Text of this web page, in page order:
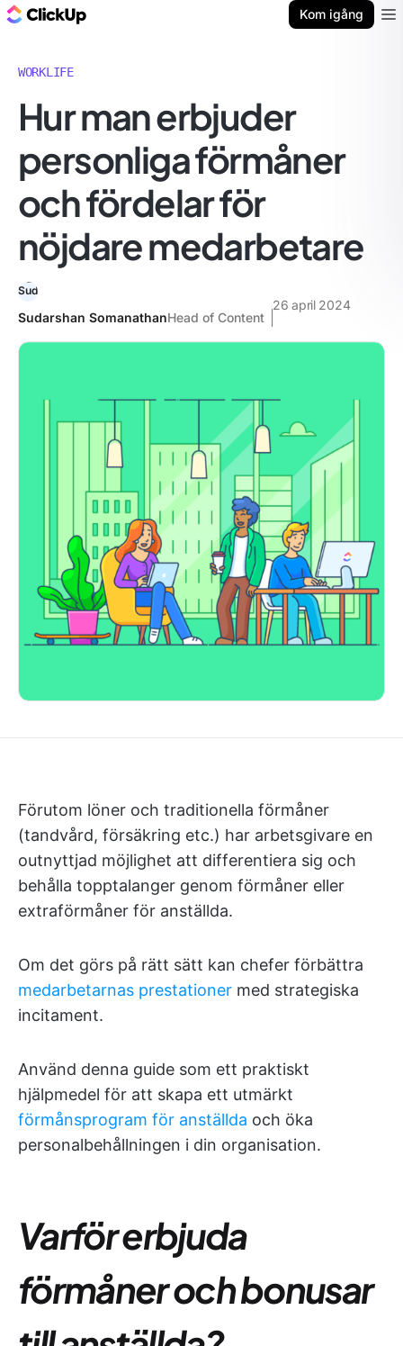
Kom igång
WORKLIFE
Hur man erbjuder
personliga förmåner
och fördelar för
nöjdare medarbetare
Sudarshan SomanathanHead of Content
26 april 2024
Förutom löner och traditionella förmåner
(tandvård, försäkring etc.) har arbetsgivare en
outnyttjad möjlighet att differentiera sig och
behålla topptalanger genom förmåner eller
extraförmåner för anställda.
Om det görs på rätt sätt kan chefer förbättra
medarbetarnas prestationer med strategiska
incitament.
Använd denna guide som ett praktiskt
hjälpmedel för att skapa ett utmärkt
förmånsprogram för anställda och öka
personalbehållningen i din organisation.
Varför erbjuda
förmåner och bonusar